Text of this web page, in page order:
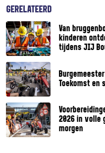
GERELATEERD
Van
kinderen
tijdens JIJ
Toekomst en
2026 in volle
morgen